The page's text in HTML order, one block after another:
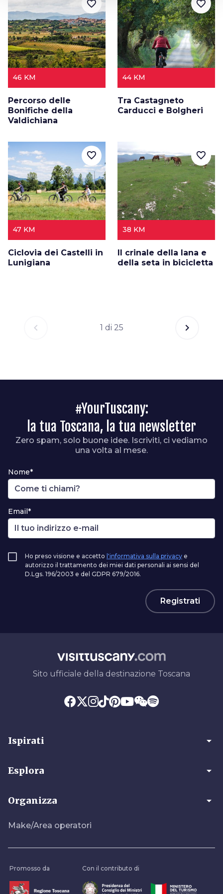
46 KM
Percorso delle
Bonifiche della
Valdichiana
favorite_border
44 KM
Tra Castagneto
Carducci e Bolgheri
favorite_border
47 KM
Ciclovia dei Castelli in
Lunigiana
favorite_border
38 KM
Il crinale della lana e
della seta in bicicletta
favorite_border
chevron_left 1 di 25 chevron_right
#YourTuscany:
la tua Toscana, la tua newsletter
Zero spam, solo buone idee. Iscriviti, ci vediamo
una volta al mese.
Nome*
Email*
Ho preso visione e accetto l'informativa sulla privacy e
autorizzo il trattamento dei miei dati personali ai sensi del
D.Lgs. 196/2003 e del GDPR 679/2016.
Registrati
Sito ufficiale della destinazione Toscana
Ispirati arrow_drop_down
Esplora arrow_drop_down
Organizza arrow_drop_down
Make/Area operatori
Promosso da Con il contributo di